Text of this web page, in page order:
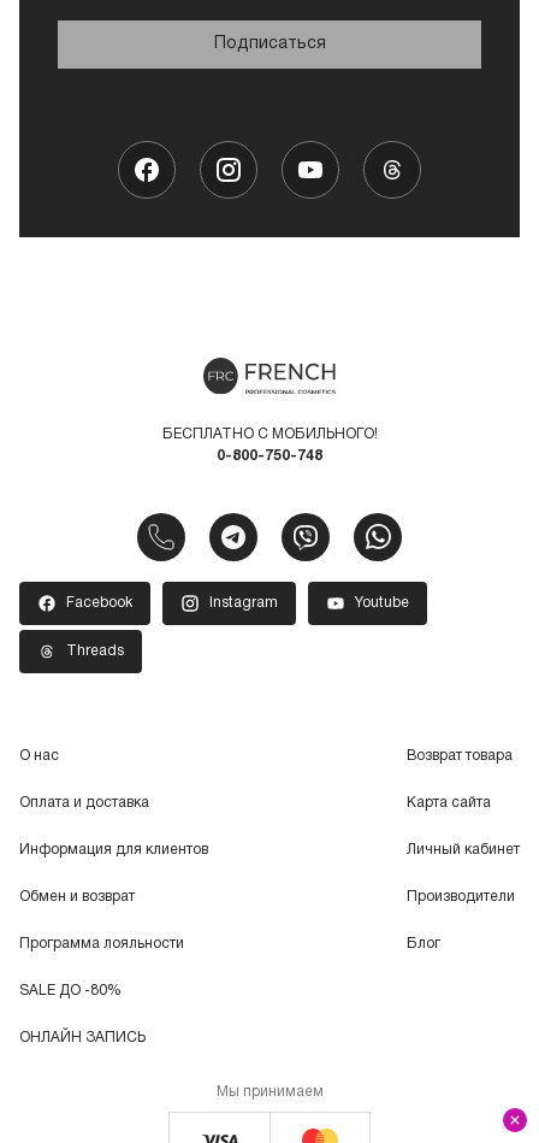
Подписаться
БЕСПЛАТНО С МОБИЛЬНОГО!
0-800-750-748
Facebook Instagram Youtube
Threads
О нас
Оплата и доставка
Информация для клиентов
Обмен и возврат
Программа лояльности
SALE ДО -80%
ОНЛАЙН ЗАПИСЬ
Возврат товара
Карта сайта
Личный кабинет
Производители
Блог
Мы принимаем